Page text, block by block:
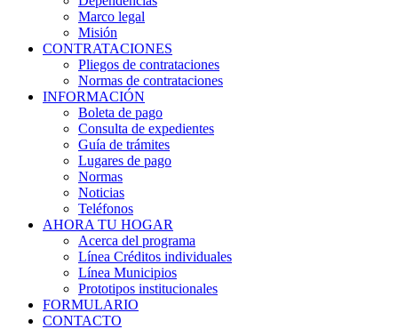
Marco legal
Misión
CONTRATACIONES
Pliegos de contrataciones
Normas de contrataciones
INFORMACIÓN
Boleta de pago
Consulta de expedientes
Guía de trámites
Lugares de pago
Normas
Noticias
Teléfonos
AHORA TU HOGAR
Acerca del programa
Línea Créditos individuales
Línea Municipios
Prototipos institucionales
FORMULARIO
CONTACTO